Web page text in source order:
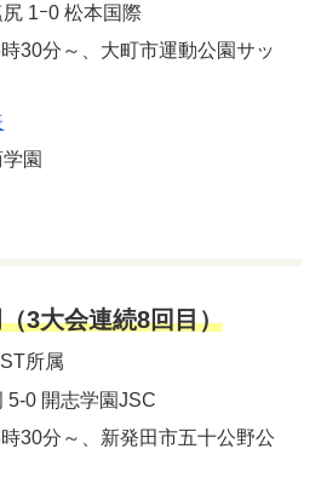
1ｰ0 松本国際
30分～、大町市運動公園サッ
園
3大会連続8回目）
所属
5-0 開志学園JSC
30分～、新発田市五十公野公